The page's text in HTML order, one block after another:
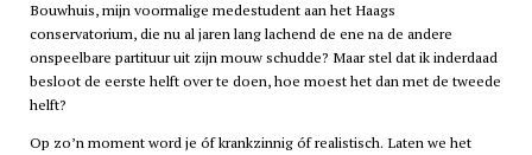
Bouwhuis, mijn voormalige medestudent aan het Haags
conservatorium, die nu al jaren lang lachend de ene na de andere
onspeelbare partituur uit zijn mouw schudde? Maar stel dat ik inderdaad
besloot de eerste helft over te doen, hoe moest het dan met de tweede
helft?
Op zo’n moment word je óf krankzinnig óf realistisch. Laten we het